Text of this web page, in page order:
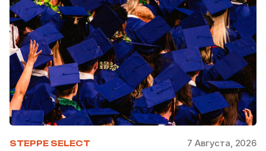
STEPPE SELECT 7 Августа, 2026